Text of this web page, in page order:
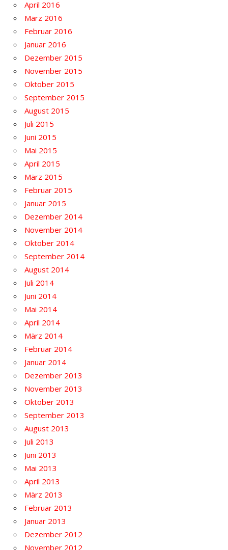
April 2016
März 2016
Februar 2016
Januar 2016
Dezember 2015
November 2015
Oktober 2015
September 2015
August 2015
Juli 2015
Juni 2015
Mai 2015
April 2015
März 2015
Februar 2015
Januar 2015
Dezember 2014
November 2014
Oktober 2014
September 2014
August 2014
Juli 2014
Juni 2014
Mai 2014
April 2014
März 2014
Februar 2014
Januar 2014
Dezember 2013
November 2013
Oktober 2013
September 2013
August 2013
Juli 2013
Juni 2013
Mai 2013
April 2013
März 2013
Februar 2013
Januar 2013
Dezember 2012
November 2012